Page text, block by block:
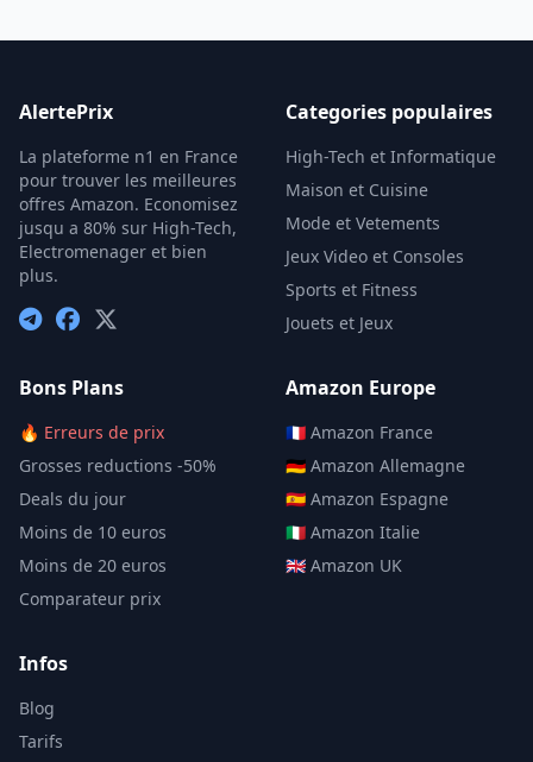
AlertePrix
La plateforme n1 en France
pour trouver les meilleures
offres Amazon. Economisez
jusqu a 80% sur High-Tech,
Electromenager et bien
plus.
Categories populaires
High-Tech et Informatique
Maison et Cuisine
Mode et Vetements
Jeux Video et Consoles
Sports et Fitness
Jouets et Jeux
Bons Plans
🔥 Erreurs de prix
Grosses reductions -50%
Deals du jour
Moins de 10 euros
Moins de 20 euros
Comparateur prix
Amazon Europe
🇫🇷 Amazon France
🇩🇪 Amazon Allemagne
🇪🇸 Amazon Espagne
🇮🇹 Amazon Italie
🇬🇧 Amazon UK
Infos
Blog
Tarifs